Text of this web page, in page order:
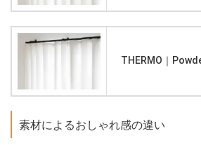
THERMO｜
素材によるおしゃれ感の違い